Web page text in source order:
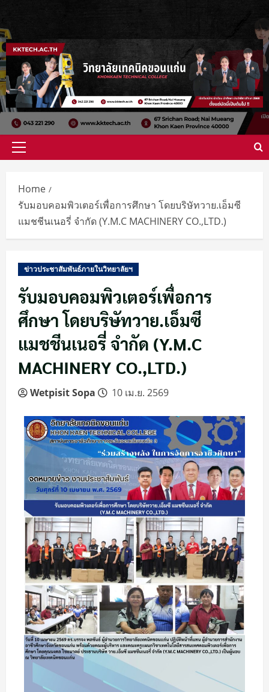
Home
รับมอบคอมพิวเตอร์เพื่อการศึกษา โดยบริษัทวาย.เอ็มซี
แมชชีนเนอรี่ จำกัด (Y.M.C MACHINERY CO.,LTD.)
ข่าวประชาสัมพันธ์ภายในวิทยาลัยฯ
รับมอบคอมพิวเตอร์เพื่อการ
ศึกษา โดยบริษัทวาย.เอ็มซี
แมชชีนเนอรี่ จำกัด (Y.M.C
MACHINERY CO.,LTD.)
Wetpisit Sopa 10 เม.ย. 2569